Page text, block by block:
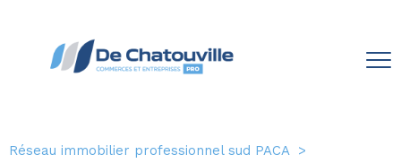
Réseau immobilier professionnel sud PACA